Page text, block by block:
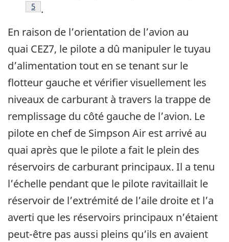
5 .
En raison de l’orientation de l’avion au
quai CEZ7, le pilote a dû manipuler le tuyau
d’alimentation tout en se tenant sur le
flotteur gauche et vérifier visuellement les
niveaux de carburant à travers la trappe de
remplissage du côté gauche de l’avion. Le
pilote en chef de Simpson Air est arrivé au
quai après que le pilote a fait le plein des
réservoirs de carburant principaux. Il a tenu
l’échelle pendant que le pilote ravitaillait le
réservoir de l’extrémité de l’aile droite et l’a
averti que les réservoirs principaux n’étaient
peut-être pas aussi pleins qu’ils en avaient